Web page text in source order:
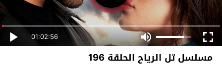
01:02:56
مسلسل تل الرياح الحلقة 196